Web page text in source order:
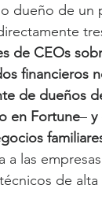
dueño de
de CEOs
financieros
de dueños
en Fortune– y
las
de alta